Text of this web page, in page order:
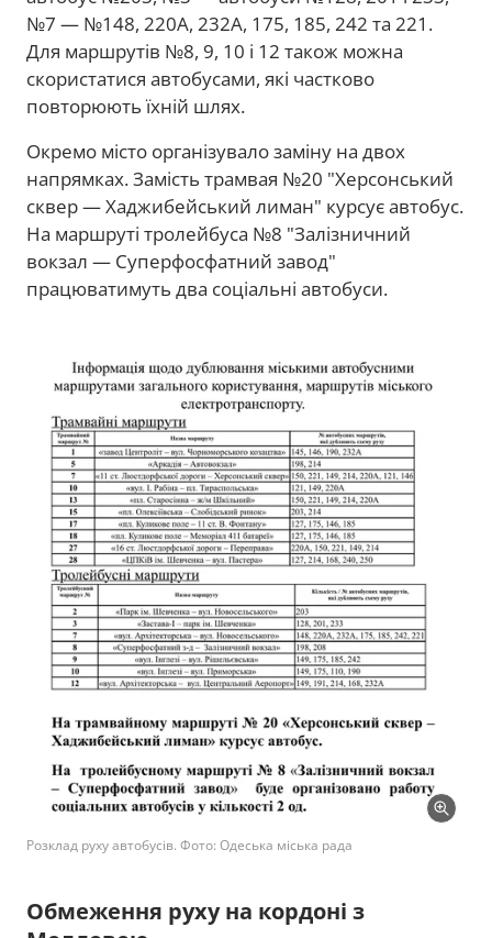
№7 — №148, 220А, 232А, 175, 185, 242 та 221.
Для маршрутів №8, 9, 10 і 12 також можна
скористатися автобусами, які частково
повторюють їхній шлях.
Окремо місто організувало заміну на двох
напрямках. Замість трамвая №20 "Херсонський
сквер — Хаджибейський лиман" курсує автобус.
На маршруті тролейбуса №8 "Залізничний
вокзал — Суперфосфатний завод"
працюватимуть два соціальні автобуси.
Розклад руху автобусів. Фото: Одеська міська рада
Обмеження руху на кордоні з